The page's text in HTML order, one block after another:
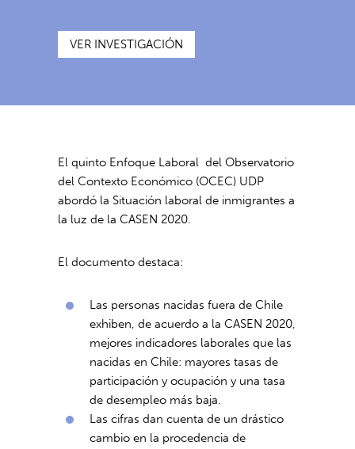
VER INVESTIGACIÓN
El quinto Enfoque Laboral del Observatorio
del Contexto Económico (OCEC) UDP
abordó la Situación laboral de inmigrantes a
la luz de la CASEN 2020.
El documento destaca:
Las personas nacidas fuera de Chile
exhiben, de acuerdo a la CASEN 2020,
mejores indicadores laborales que las
nacidas en Chile: mayores tasas de
participación y ocupación y una tasa
de desempleo más baja.
Las cifras dan cuenta de un drástico
cambio en la procedencia de